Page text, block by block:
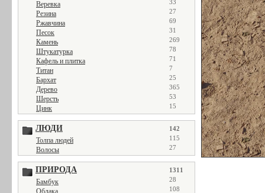
Веревка 33
Резина 27
Ржавчина 69
Песок 31
Камень 269
Штукатурка 78
Кафель и плитка 71
Титан 7
Бархат 25
Дерево 365
Шерсть 53
Цинк 15
ЛЮДИ 142
Толпа людей 115
Волосы 27
ПРИРОДА 1311
Бамбук 28
Облака 108